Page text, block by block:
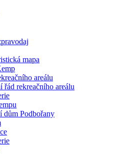
mapa
areálu
řád rekreačního areálu
dům Podbořany